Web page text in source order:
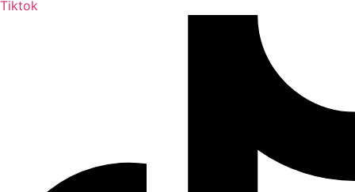
Tiktok